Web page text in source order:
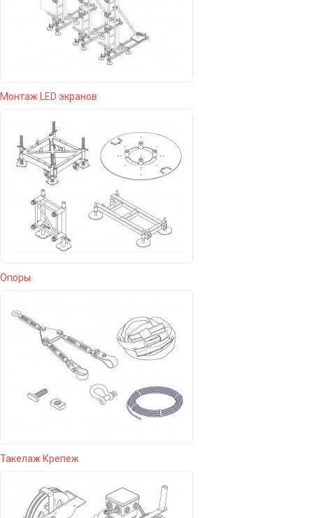
Монтаж LED экранов
Опоры
Такелаж Крепеж